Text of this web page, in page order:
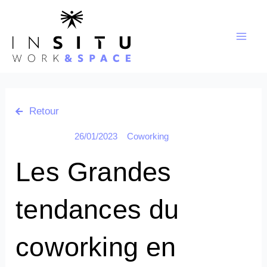
contenu
Retour
26/01/2023 Coworking
Les Grandes
tendances du
coworking en